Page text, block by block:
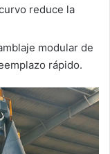
reduce la
modular de
rápido.